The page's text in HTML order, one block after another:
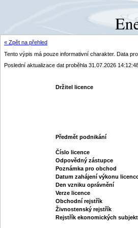
« Zpět na přehled
Tento výpis má pouze informativní charakter. Data
Poslední aktualizace dat proběhla 31.07.2026
Držitel licence
Předmět podnikání
Číslo licence
Odpovědný zástupce
Poznámka pro obchod
Datum zahájení výkonu
Den vzniku oprávnění
Verze licence
Obchodní rejstřík
Živnostenský rejstřík
Rejstřík ekonomických